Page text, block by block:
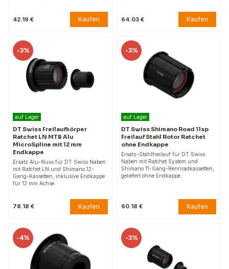
42.19 € Kaufen 64.03 € Kaufen
-3%
auf Lager
DT Swiss Freilaufkörper
Ratchet LN MTB Alu
MicroSpline mit 12 mm
Endkappe
Ersatz Alu-Nuss für DT Swiss Naben
mit Ratchet LN und Shimano 12-
Gang-Kassetten, inklusive Endkappe
für 12 mm Achse.
78.18 € Kaufen
-3%
auf Lager
DT Swiss Shimano Road 11sp
Freilauf Stahl Rotor Ratchet
ohne Endkappe
Ersatz-Stahlfreilauf für DT Swiss
Naben mit Ratchet System und
Shimano 11-Gang-Rennradkassetten,
geliefert ohne Endkappe.
60.18 € Kaufen
-4% -3%